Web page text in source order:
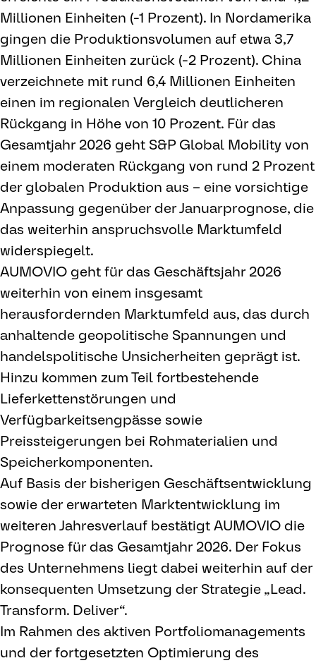
Millionen Einheiten (-1 Prozent). In Nordamerika
gingen die Produktionsvolumen auf etwa 3,7
Millionen Einheiten zurück (-2 Prozent). China
verzeichnete mit rund 6,4 Millionen Einheiten
einen im regionalen Vergleich deutlicheren
Rückgang in Höhe von 10 Prozent. Für das
Gesamtjahr 2026 geht S&P Global Mobility von
einem moderaten Rückgang von rund 2 Prozent
der globalen Produktion aus – eine vorsichtige
Anpassung gegenüber der Januarprognose, die
das weiterhin anspruchsvolle Marktumfeld
widerspiegelt.
AUMOVIO geht für das Geschäftsjahr 2026
weiterhin von einem insgesamt
herausfordernden Marktumfeld aus, das durch
anhaltende geopolitische Spannungen und
handelspolitische Unsicherheiten geprägt ist.
Hinzu kommen zum Teil fortbestehende
Lieferkettenstörungen und
Verfügbarkeitsengpässe sowie
Preissteigerungen bei Rohmaterialien und
Speicherkomponenten.
Auf Basis der bisherigen Geschäftsentwicklung
sowie der erwarteten Marktentwicklung im
weiteren Jahresverlauf bestätigt AUMOVIO die
Prognose für das Gesamtjahr 2026. Der Fokus
des Unternehmens liegt dabei weiterhin auf der
konsequenten Umsetzung der Strategie „Lead.
Transform. Deliver“.
Im Rahmen des aktiven Portfoliomanagements
und der fortgesetzten Optimierung des